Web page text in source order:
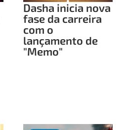
Dasha inicia nova
fase da carreira
com o
lançamento de
"Memo"